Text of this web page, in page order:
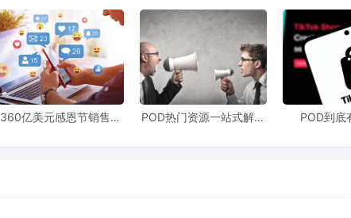
360亿美元感恩节销售额
POD热门资源一站式解决
POD到底